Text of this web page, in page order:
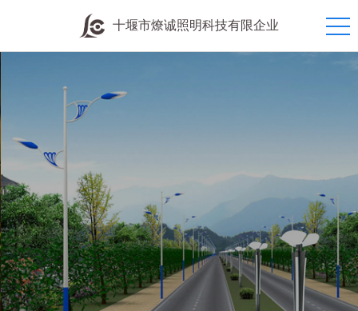
十堰市燎诚照明科技有限企业